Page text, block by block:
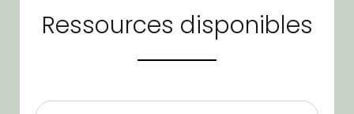
Ressources disponibles